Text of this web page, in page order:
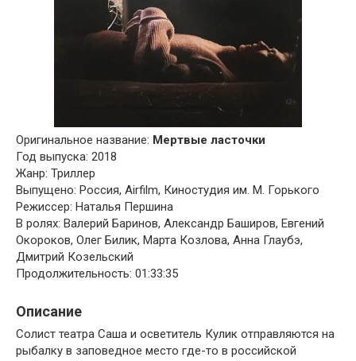
Оригинальное название: Мертвые ласточки
Год выпуска: 2018
Жанр: Триллер
Выпущено: Россия, Airfilm, Киностудия им. М. Горького
Режиссер: Наталья Першина
В ролях: Валерий Баринов, Александр Баширов, Евгений
Окороков, Олег Билик, Марта Козлова, Анна Глаубэ,
Дмитрий Козельский
Продолжительность: 01:33:35
Описание
Солист театра Саша и осветитель Кулик отправляются на
рыбалку в заповедное место где-то в российской